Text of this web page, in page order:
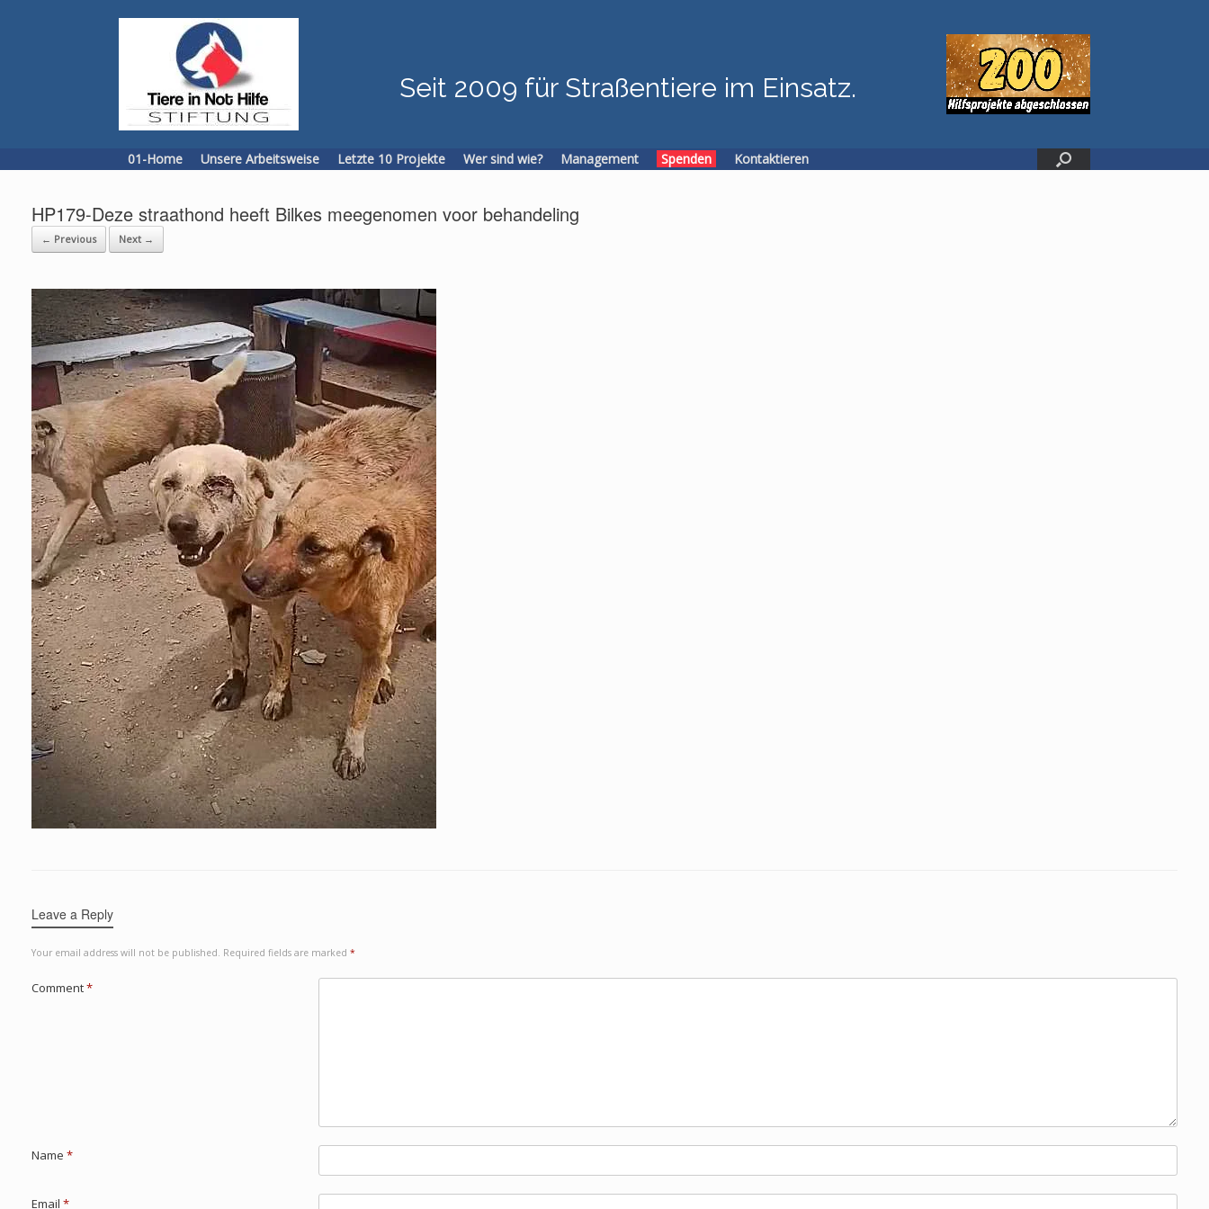
Seit 2009 für Straßentiere im Einsatz.
01-Home Unsere Arbeitsweise Letzte 10 Projekte Wer sind wie? Management Spenden Kontaktieren
HP179-Deze straathond heeft Bilkes meegenomen voor behandeling
← Previous Next →
Leave a Reply
Your email address will not be published. Required fields are marked *
Comment*
Name *
Email *